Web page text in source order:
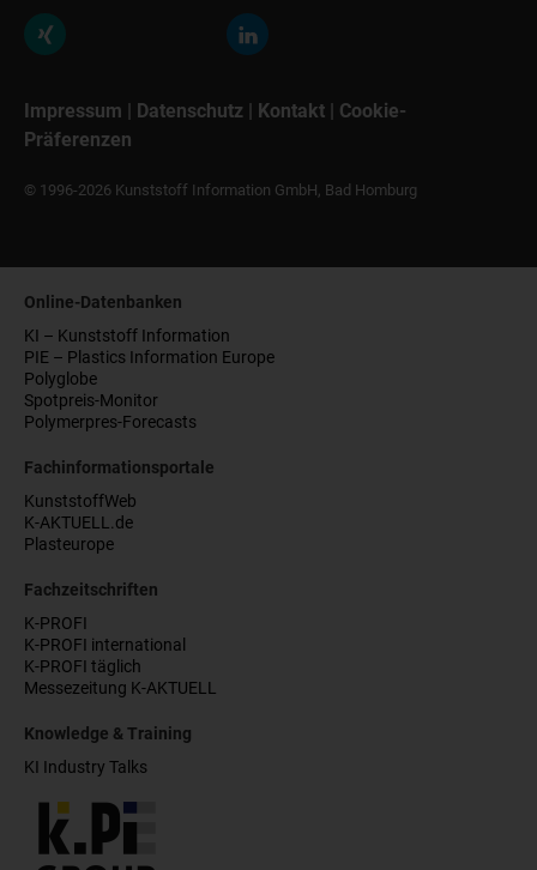
Impressum | Datenschutz | Kontakt | Cookie-
Präferenzen
© 1996-2026 Kunststoff Information GmbH, Bad Homburg
Online-Datenbanken
KI – Kunststoff Information
PIE – Plastics Information Europe
Polyglobe
Spotpreis-Monitor
Polymerpres-Forecasts
Fachinformationsportale
KunststoffWeb
K-AKTUELL.de
Plasteurope
Fachzeitschriften
K-PROFI
K-PROFI international
K-PROFI täglich
Messezeitung K-AKTUELL
Knowledge & Training
KI Industry Talks